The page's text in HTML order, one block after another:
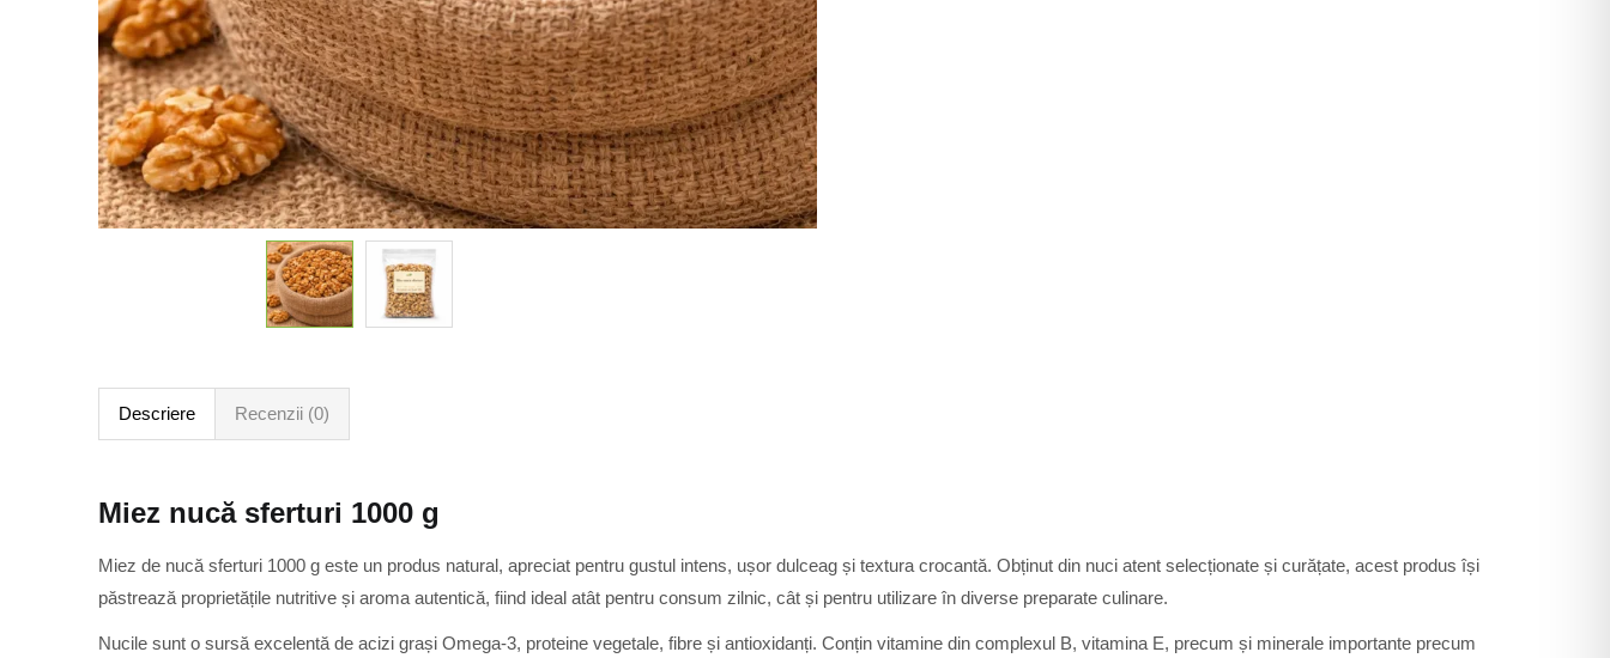
Descriere Recenzii (0)
Miez nucă sferturi 1000 g
Miez de nucă sferturi 1000 g este un produs natural, apreciat pentru gustul intens, ușor dulceag și textura crocantă. Obținut din nuci atent selecționate și curățate, acest produs își
păstrează proprietățile nutritive și aroma autentică, fiind ideal atât pentru consum zilnic, cât și pentru utilizare în diverse preparate culinare.
Nucile sunt o sursă excelentă de acizi grași Omega-3, proteine vegetale, fibre și antioxidanți. Conțin vitamine din complexul B, vitamina E, precum și minerale importante precum